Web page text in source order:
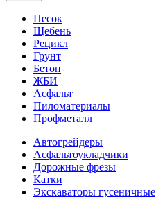
Песок
Щебень
Рецикл
Грунт
Бетон
ЖБИ
Асфальт
Пиломатериалы
Профметалл
Автогрейдеры
Асфальто­укладчики
Дорожные фрезы
Катки
Экскаваторы гусеничные